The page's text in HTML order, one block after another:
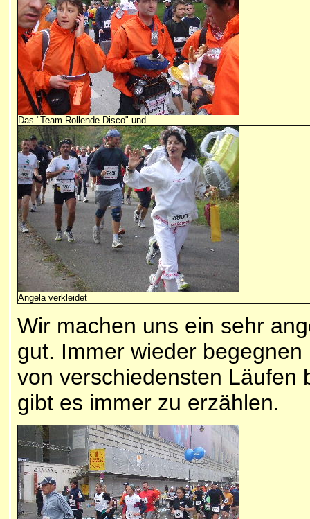
Das "Team Rollende Disco" und...
Angela verkleidet
Wir machen uns ein sehr
gut. Immer wieder
von verschiedensten Läufen
gibt es immer zu erzählen.